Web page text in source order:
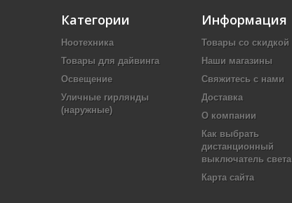
Категории
Ноотехника
Товары для дайвинга
Освещение
Уличные гирлянды
(наружные)
Информация
Товары со скидкой
Наши магазины
Свяжитесь с нами
Доставка
О компании
Как выбрать
дистанционный
выключатель света
Карта сайта